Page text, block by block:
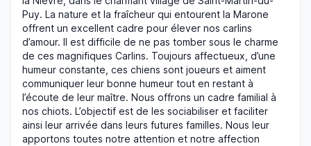
Puy. La nature et la fraîcheur qui entourent la Marone
offrent un excellent cadre pour élever nos carlins
d’amour. Il est difficile de ne pas tomber sous le charme
de ces magnifiques Carlins. Toujours affectueux, d’une
humeur constante, ces chiens sont joueurs et aiment
communiquer leur bonne humeur tout en restant à
l’écoute de leur maître. Nous offrons un cadre familial à
nos chiots. L’objectif est de les sociabiliser et faciliter
ainsi leur arrivée dans leurs futures familles. Nous leur
apportons toutes notre attention et notre affection